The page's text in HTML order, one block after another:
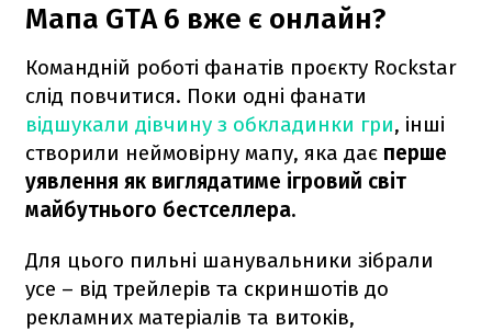
Мапа GTA 6 вже є онлайн?
Командній роботі фанатів проєкту Rockstar
слід повчитися. Поки одні фанати
відшукали дівчину з обкладинки гри, інші
створили неймовірну мапу, яка дає перше
уявлення як виглядатиме ігровий світ
майбутнього бестселлера.
Для цього пильні шанувальники зібрали
усе – від трейлерів та скриншотів до
рекламних матеріалів та витоків,